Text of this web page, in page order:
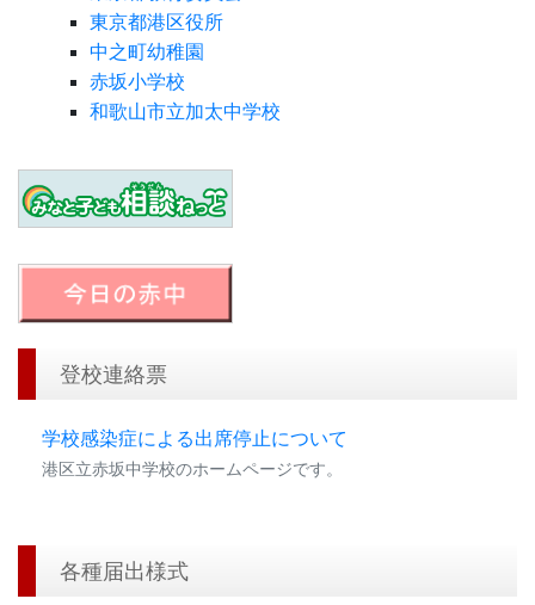
東京都港区役所
中之町幼稚園
赤坂小学校
和歌山市立加太中学校
登校連絡票
学校感染症による出席停止について
港区立赤坂中学校のホームページです。
各種届出様式